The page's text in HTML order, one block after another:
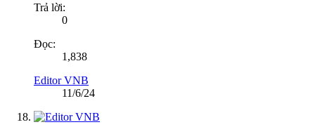
Trả lời:
0
Đọc:
1,838
Editor VNB
11/6/24